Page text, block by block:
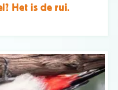
Het is de rui.